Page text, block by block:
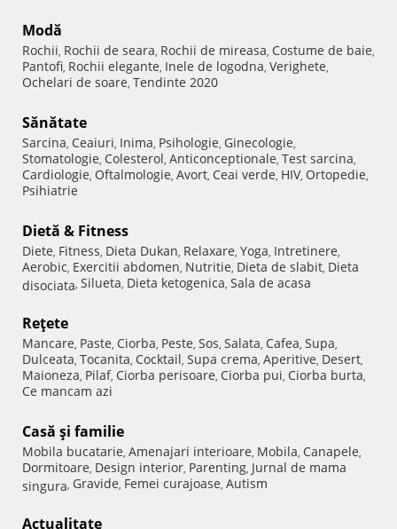
Modă
Rochii, Rochii de seara, Rochii de mireasa, Costume de baie,
Pantofi, Rochii elegante, Inele de logodna, Verighete,
Ochelari de soare, Tendinte 2020
Sănătate
Sarcina, Ceaiuri, Inima, Psihologie, Ginecologie,
Stomatologie, Colesterol, Anticonceptionale, Test sarcina,
Cardiologie, Oftalmologie, Avort, Ceai verde, HIV, Ortopedie,
Psihiatrie
Dietă & Fitness
Diete, Fitness, Dieta Dukan, Relaxare, Yoga, Intretinere,
Aerobic, Exercitii abdomen, Nutritie, Dieta de slabit, Dieta
disociata, Silueta, Dieta ketogenica, Sala de acasa
Reţete
Mancare, Paste, Ciorba, Peste, Sos, Salata, Cafea, Supa,
Dulceata, Tocanita, Cocktail, Supa crema, Aperitive, Desert,
Maioneza, Pilaf, Ciorba perisoare, Ciorba pui, Ciorba burta,
Ce mancam azi
Casă şi familie
Mobila bucatarie, Amenajari interioare, Mobila, Canapele,
Dormitoare, Design interior, Parenting, Jurnal de mama
singura, Gravide, Femei curajoase, Autism
Actualitate